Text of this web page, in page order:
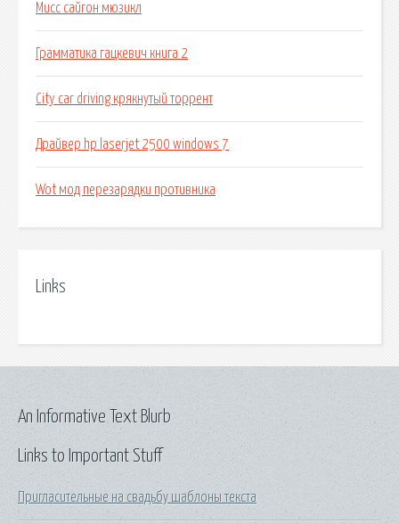
Мисс сайгон мюзикл
Грамматика гацкевич книга 2
City car driving крякнутый торрент
Драйвер hp laserjet 2500 windows 7
Wot мод перезарядки противника
Links
Links to Important Stuff
Пригласительные на свадьбу шаблоны текста
An Informative Text Blurb